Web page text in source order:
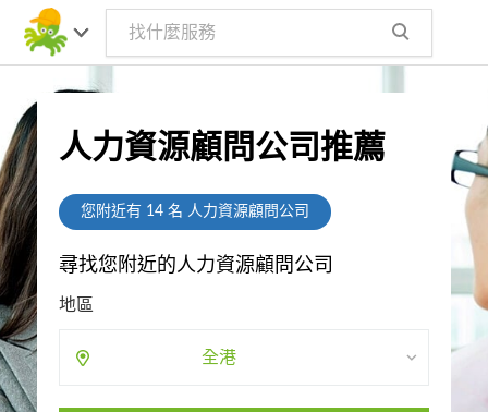
人力資源顧問公司推薦
您附近有 14名 人力資源顧問公司
尋找您附近的人力資源顧問公司
地區
全港